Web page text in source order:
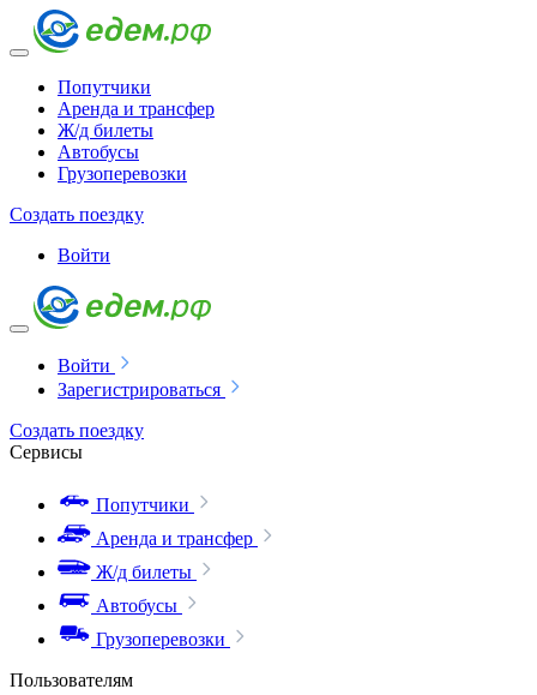
Попутчики
Аренда и трансфер
Ж/д билеты
Автобусы
Грузоперевозки
Создать поездку
Войти
Войти
Зарегистрироваться
Создать поездку
Сервисы
Попутчики
Аренда и трансфер
Ж/д билеты
Автобусы
Грузоперевозки
Пользователям